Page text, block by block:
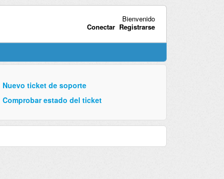
Bienvenido
Conectar Registrarse
Nuevo ticket de soporte
Comprobar estado del ticket